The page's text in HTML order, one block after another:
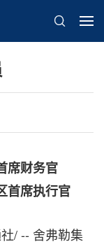
席财务官
首席执行官
/ -- 舍弗勒集